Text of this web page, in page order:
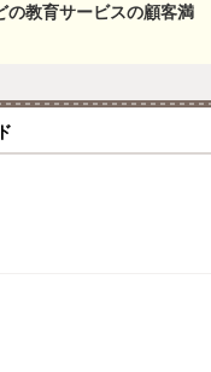
の教育サービスの顧客満